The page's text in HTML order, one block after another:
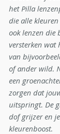
het Pilla
die alle
ook lenzen die
versterken wat
van
of ander wild.
een
zorgen dat
uitspringt. De
dof grijzer en
kleurenboost.